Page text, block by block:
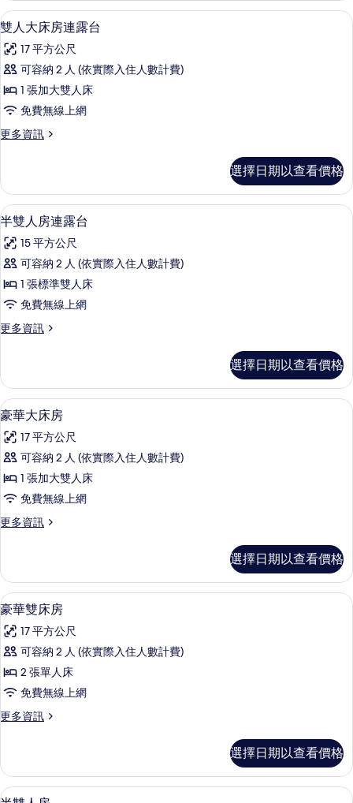
有
相
片
床
房
詳
情
顯
示
雙
人
大
房
露
台
的
所
有
相
片
雙人大床房連露台 | 客房內保險箱、
6
雙人大床房連露台
17 平方公尺
可容納 2 人 (依實際入住人數計費)
1 張加大雙人床
免費無線上網
更多資訊
更
大
床
房
露
台
詳
情
選擇日期以查看價格
顯
示
半
雙
人
連
台
的
所
有
相
片
半雙人房連露台 | 客房內保
8
半雙人房連露台
15 平方公尺
可容納 2 人 (依實際入住人數計費)
1 張標準雙人床
免費無線上網
更多資訊
更
人
房
連
台
的
情
選擇日期以查看價格
顯
示
豪
華
大
房
所
有
相
片
豪華大床房 | 客房內保險箱、熨斗/熨
5
豪華大床房
17 平方公尺
可容納 2 人 (依實際入住人數計費)
1 張加大雙人床
免費無線上網
更多資訊
更
大
床
房
詳
情
選擇日期以查看價格
顯
示
豪
華
雙
房
所
有
豪華雙床房 | 客房內保險箱、熨斗/熨
7
豪華雙床房
17 平方公尺
可容納 2 人 (依實際入住人數計費)
2 張單人床
免費無線上網
更多資訊
更
雙
床
選擇日期以查看價格
顯 半雙人房 | 客房內保險箱、熨斗/熨衣